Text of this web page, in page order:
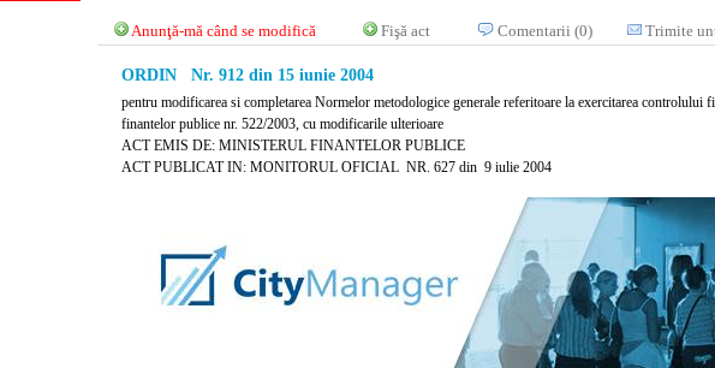
Anunţă-mă când se modifică Fişă act Comentarii (0) Trimite
ORDIN Nr. 912 din 15 iunie 2004
pentru modificarea si completarea Normelor metodologice generale referitoare la exercitarea
finantelor publice nr. 522/2003, cu modificarile ulterioare
ACT EMIS DE: MINISTERUL FINANTELOR PUBLICE
ACT PUBLICAT IN: MONITORUL OFICIAL NR. 627 din 9 iulie 2004